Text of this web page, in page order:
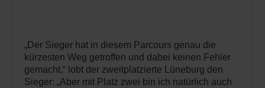
„Der Sieger hat in diesem Parcours genau die
kürzesten Weg getroffen und dabei keinen Fehler
gemacht,“ lobt der zweitplatzierte Lüneburg den
Sieger: „Aber mit Platz zwei bin ich natürlich auch